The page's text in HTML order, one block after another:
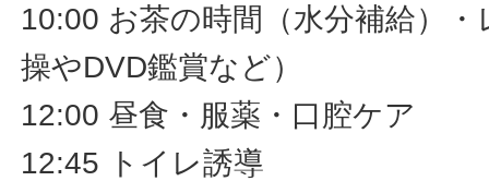
10:00 お茶の時間（水分補給）
操やDVD鑑賞など）
12:00 昼食・服薬・口腔ケア
12:45 トイレ誘導